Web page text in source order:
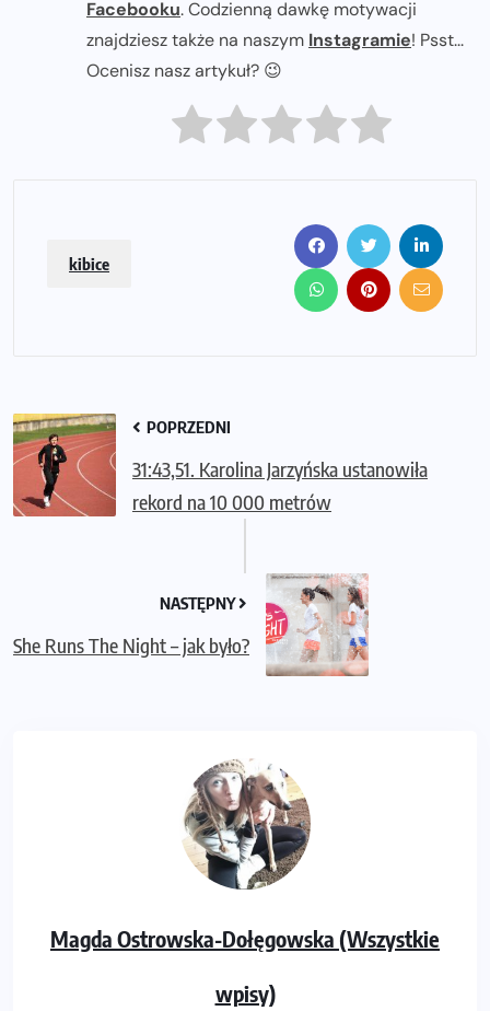
Facebooku. Codzienną dawkę motywacji
znajdziesz także na naszym Instagramie! Psst...
Ocenisz nasz artykuł? 😉
kibice
POPRZEDNI
31:43,51. Karolina Jarzyńska ustanowiła
rekord na 10 000 metrów
NASTĘPNY
She Runs The Night – jak było?
Magda Ostrowska-Dołęgowska (Wszystkie
wpisy)